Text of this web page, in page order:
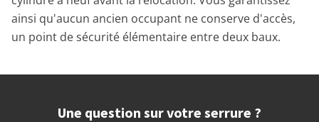
ainsi qu'aucun ancien occupant ne conserve d'accès,
un point de sécurité élémentaire entre deux baux.
Une question sur votre serrure ?